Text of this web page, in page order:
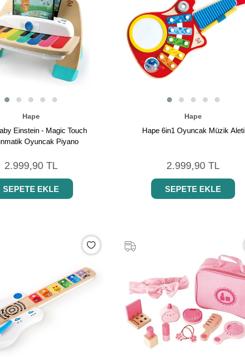
Hape
- Magic Touch
Oyuncak Piyano
2.999,90 TL
SEPETE EKLE
Hape
Hape 6in1 Oyuncak Müzik Aleti
2.999,90 TL
SEPETE EKLE